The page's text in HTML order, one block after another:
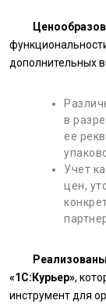
дополнительных
в
ее
Учет
цен,
«1С:Курьер»,
инструмент для